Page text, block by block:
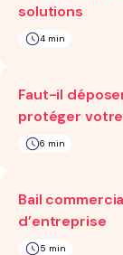
solutions
4 min
Faut-il
protéger
6 min
Bail
d’entreprise
5 min